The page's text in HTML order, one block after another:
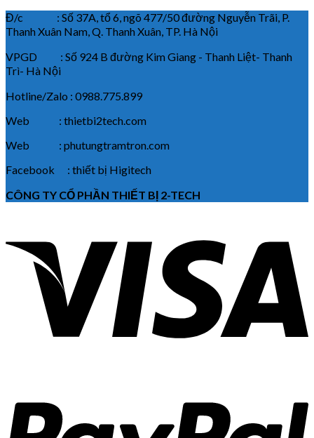
Đ/c : Số 37A, tổ 6, ngõ 477/50 đường Nguyễn Trãi, P.
Thanh Xuân Nam, Q. Thanh Xuân, TP. Hà Nội
VPGD : Số 924 B đường Kim Giang - Thanh Liệt- Thanh
Trì- Hà Nội
Hotline/Zalo : 0988.775.899
Web : thietbi2tech.com
Web : phutungtramtron.com
Facebook : thiết bị Higitech
CÔNG TY CỔ PHẦN THIẾT BỊ 2-TECH